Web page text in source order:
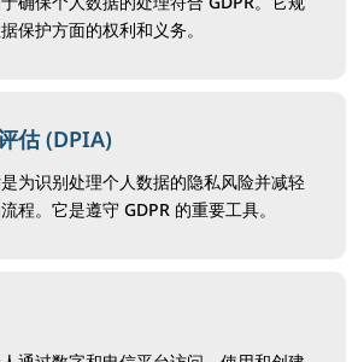
保护方面的权利和义务。
估 (DPIA)
为识别处理个人数据的隐私风险并减轻
程。它是遵守 GDPR 的重要工具。